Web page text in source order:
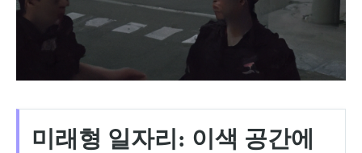
미래형 일자리: 이색 공간에